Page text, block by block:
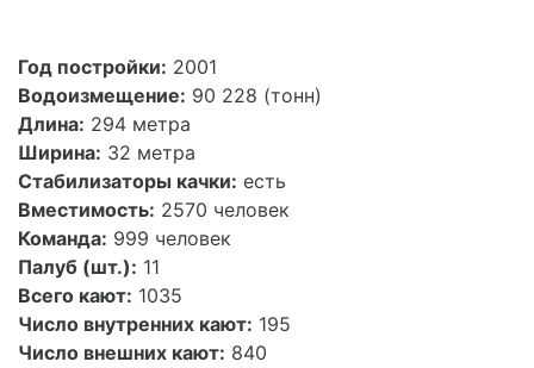
Год постройки: 2001
Водоизмещение: 90 228 (тонн)
Длина: 294 метра
Ширина: 32 метра
Стабилизаторы качки: есть
Вместимость: 2570 человек
Команда: 999 человек
Палуб (шт.): 11
Всего кают: 1035
Число внутренних кают: 195
Число внешних кают: 840